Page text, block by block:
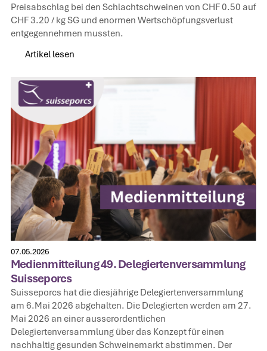
Preisabschlag bei den Schlachtschweinen von CHF 0.50 auf
CHF 3.20 / kg SG und enormen Wertschöpfungsverlust
entgegennehmen mussten.
Artikel lesen
07.05.2026
Medienmitteilung 49. Delegiertenversammlung
Suisseporcs
Suisseporcs hat die diesjährige Delegiertenversammlung
am 6.Mai 2026 abgehalten. Die Delegierten werden am 27.
Mai 2026 an einer ausserordentlichen
Delegiertenversammlung über das Konzept für einen
nachhaltig gesunden Schweinemarkt abstimmen. Der